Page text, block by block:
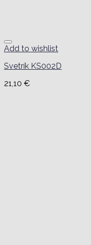
Add to wishlist
Svetrík KS002D
21,10 €